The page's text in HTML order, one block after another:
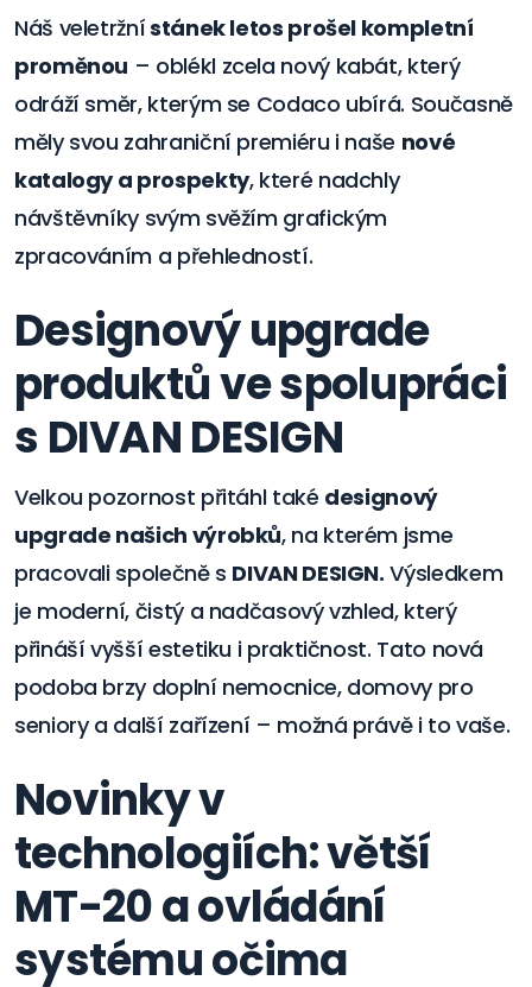
Náš veletržnístánek letos prošel kompletní
proměnou – oblékl zcela nový kabát, který
odráží směr, kterým se Codaco ubírá. Současně
měly svou zahraniční premiéru i naše nové
katalogy a prospekty, které nadchly
návštěvníky svým svěžím grafickým
zpracováním a přehledností.
Designový upgrade
produktů ve spolupráci
s DIVAN DESIGN
Velkou pozornost přitáhl také designový
upgrade našich výrobků, na kterém jsme
pracovali společně s DIVAN DESIGN. Výsledkem
je moderní, čistý a nadčasový vzhled, který
přináší vyšší estetiku i praktičnost. Tato nová
podoba brzy doplní nemocnice, domovy pro
seniory a další zařízení – možná právě i to vaše.
Novinky v
technologiích: větší
MT-20 a ovládání
systému očima